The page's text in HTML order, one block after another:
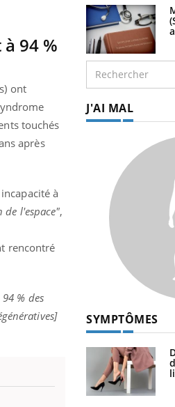
94 %
ont
touchés
après
à
l'espace",
rencontré
% des
J'AI MAL
SYMPTÔMES